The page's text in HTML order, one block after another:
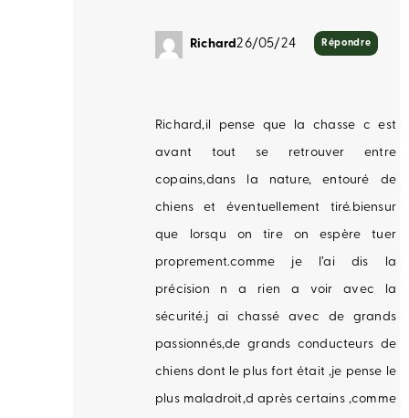
Richard26/05/24
Richard,il pense que la chasse c est
avant tout se retrouver entre
copains,dans la nature, entouré de
chiens et éventuellement tiré.biensur
que lorsqu on tire on espère tuer
proprement.comme je l’ai dis la
précision n a rien a voir avec la
sécurité.j ai chassé avec de grands
passionnés,de grands conducteurs de
chiens dont le plus fort était ,je pense le
plus maladroit,d après certains ,comme
Répondre